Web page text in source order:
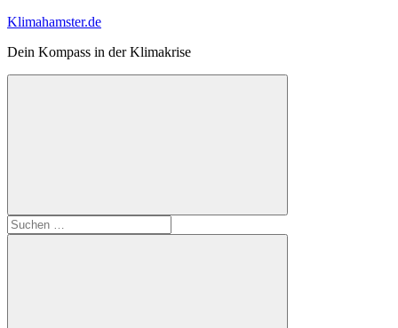
Zum
springen
Klimahamster.de
Dein Kompass in der Klimakrise
Suchformular
öffnen
Suchen
nach: